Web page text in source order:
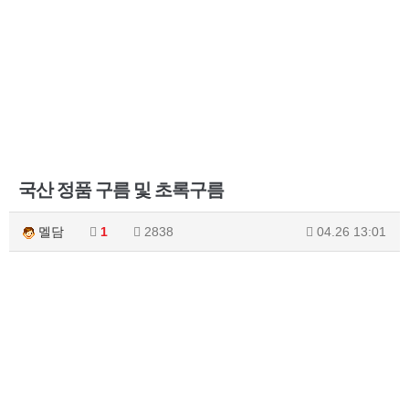
국산 정품 구름 및 초록구름
멜담 1 2838 04.26 13:01